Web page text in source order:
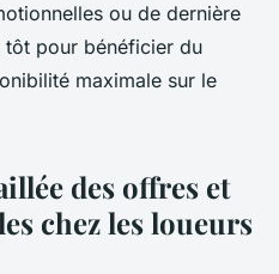
ou de dernière
tôt pour bénéficier du
maximale sur le
des offres et
chez les loueurs